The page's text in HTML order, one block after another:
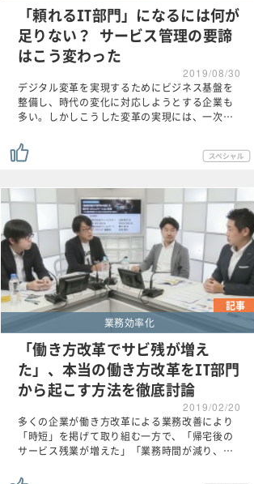
「頼れるIT部門」になるには何が
足りない？ サービス管理の要諦
はこう変わった
2019/08/30
デジタル変革を実現するためにビジネス基盤を
整備し、時代の変化に対応しようとする企業も
多い。しかしこうした変革の実現には、一次…
記事
業務効率化
「働き方改革でサビ残が増え
た」、本当の働き方改革をIT部門
から起こす方法を徹底討論
2019/02/20
多くの企業が働き方改革による業務改善により
「時短」を掲げて取り組む一方で、「帰宅後の
サービス残業が増えた」「業務時間が減り、…